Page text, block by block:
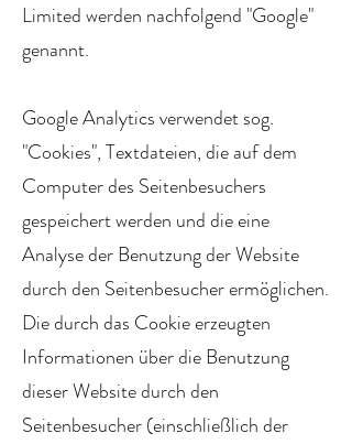
Limited werden nachfolgend "Google"
genannt.
Google Analytics verwendet sog.
"Cookies", Textdateien, die auf dem
Computer des Seitenbesuchers
gespeichert werden und die eine
Analyse der Benutzung der Website
durch den Seitenbesucher ermöglichen.
Die durch das Cookie erzeugten
Informationen über die Benutzung
dieser Website durch den
Seitenbesucher (einschließlich der